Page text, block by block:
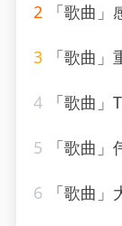
2 「歌曲
3 「歌曲
4 「歌曲」
5 「歌曲
6 「歌曲